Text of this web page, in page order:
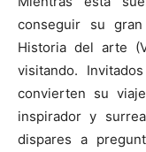
conseguir su
Historia del arte
visitando.
convierten su
inspirador y
dispares a